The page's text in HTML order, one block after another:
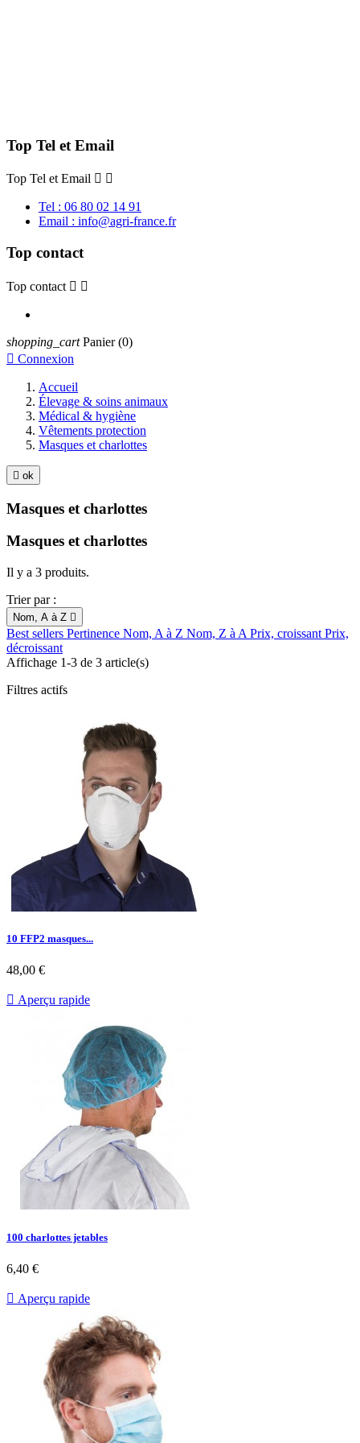
Top Tel et Email
Top Tel et Email  
Tel : 06 80 02 14 91
Email : info@agri-france.fr
Top contact
Top contact  
shopping_cart Panier (0)
 Connexion
Accueil
Élevage & soins animaux
Médical & hygiène
Vêtements protection
Masques et charlottes
 ok
Masques et charlottes
Masques et charlottes
Il y a 3 produits.
Trier par :
Nom, A à Z 
Best sellers Pertinence Nom, A à Z Nom, Z à A Prix, croissant Prix,
décroissant
Affichage 1-3 de 3 article(s)
Filtres actifs
10 FFP2 masques...
Prix
48,00 €
 Aperçu rapide
100 charlottes jetables
Prix
6,40 €
 Aperçu rapide